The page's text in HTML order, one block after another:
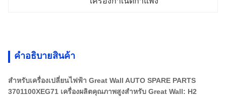
คําอธิบายสินค้า
สําหรับเครื่องเปลี่ยนไฟฟ้า Great Wall AUTO SPARE PARTS
3701100XEG71 เครื่องผลิตคุณภาพสูงสําหรับ Great Wall: H2